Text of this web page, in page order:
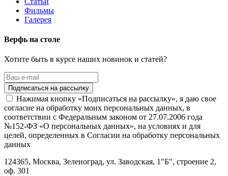
Фильмы
Галерея
Верфь на столе
Хотите быть в курсе наших новинок и статей?
Нажимая кнопку «Подписаться на рассылку», я даю свое
согласие на обработку моих персональных данных, в
соответствии с Федеральным законом от 27.07.2006 года
№152-ФЗ «О персональных данных», на условиях и для
целей, определенных в Согласии на обработку персональных
данных
124365, Москва, Зеленоград, ул. Заводская, 1"Б", строение 2,
оф. 301